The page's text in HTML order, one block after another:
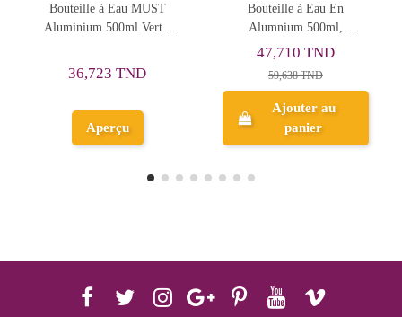
Bouteille à Eau En
Alumnium 500ml,
59,638 TND
Ajouter au
Bouteille à Eau MUST en
Plastique avec Paille 500ml
Violet - Réf.585687
21,201 TND
26,501 TND
Ajouter au
panier